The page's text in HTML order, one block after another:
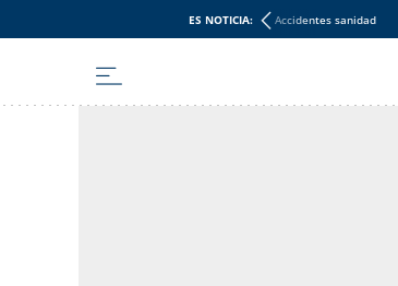
ES NOTICIA: Accidentes sanidad